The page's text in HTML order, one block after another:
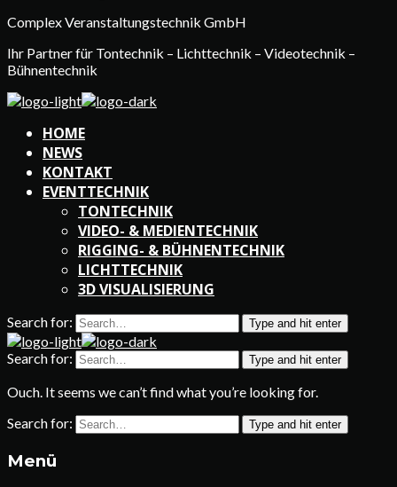
Complex Veranstaltungstechnik GmbH
Ihr Partner für Tontechnik – Lichttechnik – Videotechnik –
Bühnentechnik
HOME
NEWS
KONTAKT
EVENTTECHNIK
TONTECHNIK
VIDEO- & MEDIENTECHNIK
RIGGING- & BÜHNENTECHNIK
LICHTTECHNIK
3D VISUALISIERUNG
Search for: Type and hit enter
Search for: Type and hit enter
Ouch. It seems we can’t find what you’re looking for.
Search for:
Type and hit enter
Menü